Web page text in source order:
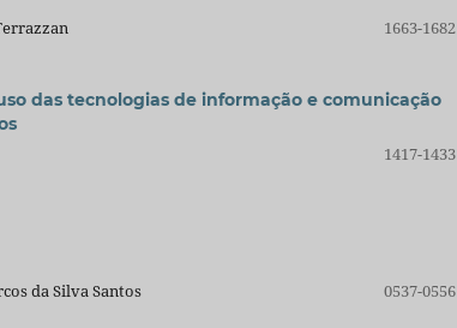
1663-1682
das tecnologias de informação e comunicação
1417-1433
da Silva Santos
0537-0556